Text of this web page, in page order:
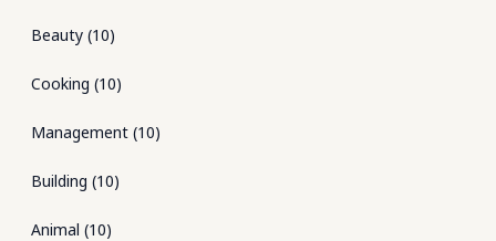
Beauty (10)
Cooking (10)
Management (10)
Building (10)
Animal (10)